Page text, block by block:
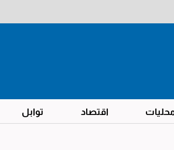
اقتصاد توابل